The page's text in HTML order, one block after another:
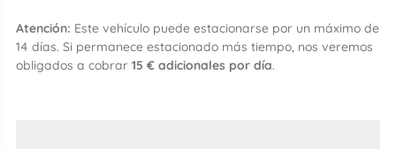
Atención: Este vehículo puede estacionarse por un máximo de
14 días. Si permanece estacionado más tiempo, nos veremos
obligados a cobrar 15 € adicionales por día.